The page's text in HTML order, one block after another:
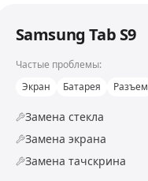
Samsung Tab S9
Частые проблемы:
Экран
Батарея Разъем
Замена стекла
Замена экрана
Замена тачскрина